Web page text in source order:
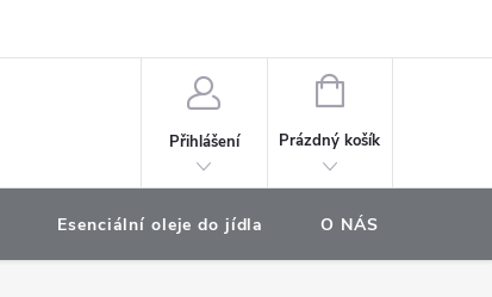
Přihlášení
NÁKUPNÍ
Prázdný košík
Esenciální oleje do jídla O NÁS